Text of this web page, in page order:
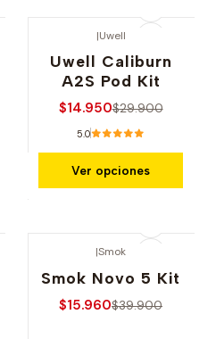
|Uwell
Uwell Caliburn
A2S Pod Kit
$14.950$29.900
5.0
Ver opciones
|Smok
Smok Novo 5 Kit
$15.960$39.900